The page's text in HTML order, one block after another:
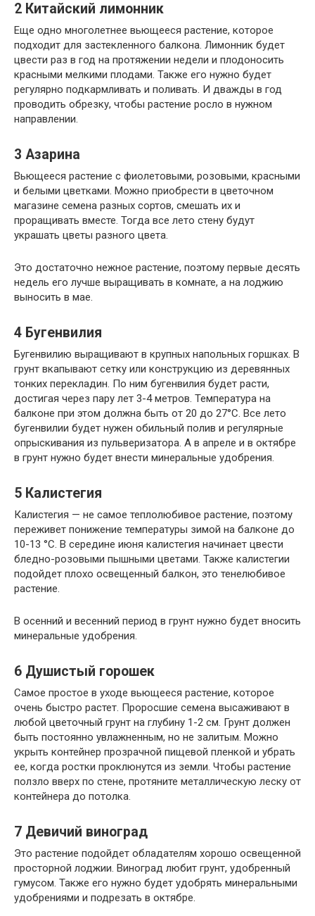
2 Китайский лимонник
Еще одно многолетнее вьющееся растение, которое
подходит для застекленного балкона. Лимонник будет
цвести раз в год на протяжении недели и плодоносить
красными мелкими плодами. Также его нужно будет
регулярно подкармливать и поливать. И дважды в год
проводить обрезку, чтобы растение росло в нужном
направлении.
3 Азарина
Вьющееся растение с фиолетовыми, розовыми, красными
и белыми цветками. Можно приобрести в цветочном
магазине семена разных сортов, смешать их и
проращивать вместе. Тогда все лето стену будут
украшать цветы разного цвета.
Это достаточно нежное растение, поэтому первые десять
недель его лучше выращивать в комнате, а на лоджию
выносить в мае.
4 Бугенвилия
Бугенвилию выращивают в крупных напольных горшках. В
грунт вкапывают сетку или конструкцию из деревянных
тонких перекладин. По ним бугенвилия будет расти,
достигая через пару лет 3-4 метров. Температура на
балконе при этом должна быть от 20 до 27°С. Все лето
бугенвилии будет нужен обильный полив и регулярные
опрыскивания из пульверизатора. А в апреле и в октябре
в грунт нужно будет внести минеральные удобрения.
5 Калистегия
Калистегия — не самое теплолюбивое растение, поэтому
переживет понижение температуры зимой на балконе до
10-13 °С. В середине июня калистегия начинает цвести
бледно-розовыми пышными цветами. Также калистегии
подойдет плохо освещенный балкон, это тенелюбивое
растение.
В осенний и весенний период в грунт нужно будет вносить
минеральные удобрения.
6 Душистый горошек
Самое простое в уходе вьющееся растение, которое
очень быстро растет. Проросшие семена высаживают в
любой цветочный грунт на глубину 1-2 см. Грунт должен
быть постоянно увлажненным, но не залитым. Можно
укрыть контейнер прозрачной пищевой пленкой и убрать
ее, когда ростки проклюнутся из земли. Чтобы растение
ползло вверх по стене, протяните металлическую леску от
контейнера до потолка.
7 Девичий виноград
Это растение подойдет обладателям хорошо освещенной
просторной лоджии. Виноград любит грунт, удобренный
гумусом. Также его нужно будет удобрять минеральными
удобрениями и подрезать в октябре.